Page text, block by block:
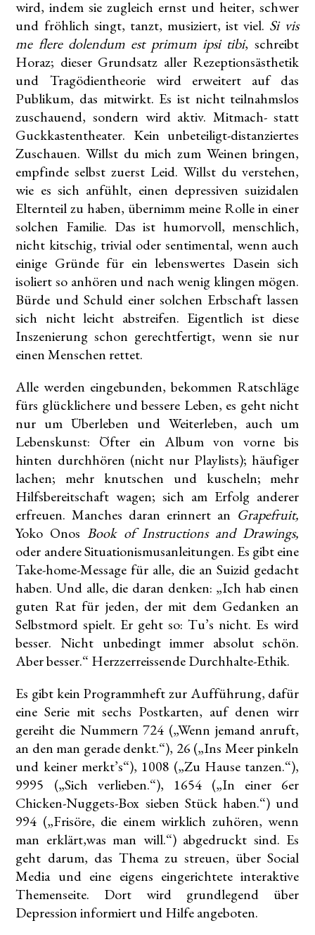
wird, indem sie zugleich ernst und heiter, schwer
und fröhlich singt, tanzt, musiziert, ist viel. Si vis
me flere dolendum est primum ipsi tibi, schreibt
Horaz; dieser Grundsatz aller Rezeptionsästhetik
und Tragödientheorie wird erweitert auf das
Publikum, das mitwirkt. Es ist nicht teilnahmslos
zuschauend, sondern wird aktiv. Mitmach- statt
Guckkastentheater. Kein unbeteiligt-distanziertes
Zuschauen. Willst du mich zum Weinen bringen,
empfinde selbst zuerst Leid. Willst du verstehen,
wie es sich anfühlt, einen depressiven suizidalen
Elternteil zu haben, übernimm meine Rolle in einer
solchen Familie. Das ist humorvoll, menschlich,
nicht kitschig, trivial oder sentimental, wenn auch
einige Gründe für ein lebenswertes Dasein sich
isoliert so anhören und nach wenig klingen mögen.
Bürde und Schuld einer solchen Erbschaft lassen
sich nicht leicht abstreifen. Eigentlich ist diese
Inszenierung schon gerechtfertigt, wenn sie nur
einen Menschen rettet.
Alle werden eingebunden, bekommen Ratschläge
fürs glücklichere und bessere Leben, es geht nicht
nur um Überleben und Weiterleben, auch um
Lebenskunst: Öfter ein Album von vorne bis
hinten durchhören (nicht nur Playlists); häufiger
lachen; mehr knutschen und kuscheln; mehr
Hilfsbereitschaft wagen; sich am Erfolg anderer
erfreuen. Manches daran erinnert an Grapefruit,
Yoko OnosBook of Instructions and Drawings,
oder andere Situationismusanleitungen. Es gibt eine
Take-home-Message für alle, die an Suizid gedacht
haben. Und alle, die daran denken: „Ich hab einen
guten Rat für jeden, der mit dem Gedanken an
Selbstmord spielt. Er geht so: Tu’s nicht. Es wird
besser. Nicht unbedingt immer absolut schön.
Aber besser.“ Herzzerreissende Durchhalte-Ethik.
Es gibt kein Programmheft zur Aufführung, dafür
eine Serie mit sechs Postkarten, auf denen wirr
gereiht die Nummern 724 („Wenn jemand anruft,
an den man gerade denkt.“), 26 („Ins Meer pinkeln
und keiner merkt’s“), 1008 („Zu Hause tanzen.“),
9995 („Sich verlieben.“), 1654 („In einer 6er
Chicken-Nuggets-Box sieben Stück haben.“) und
994 („Frisöre, die einem wirklich zuhören, wenn
man erklärt,was man will.“) abgedruckt sind. Es
geht darum, das Thema zu streuen, über Social
Media und eine eigens eingerichtete interaktive
Themenseite. Dort wird grundlegend über
Depression informiert und Hilfe angeboten.